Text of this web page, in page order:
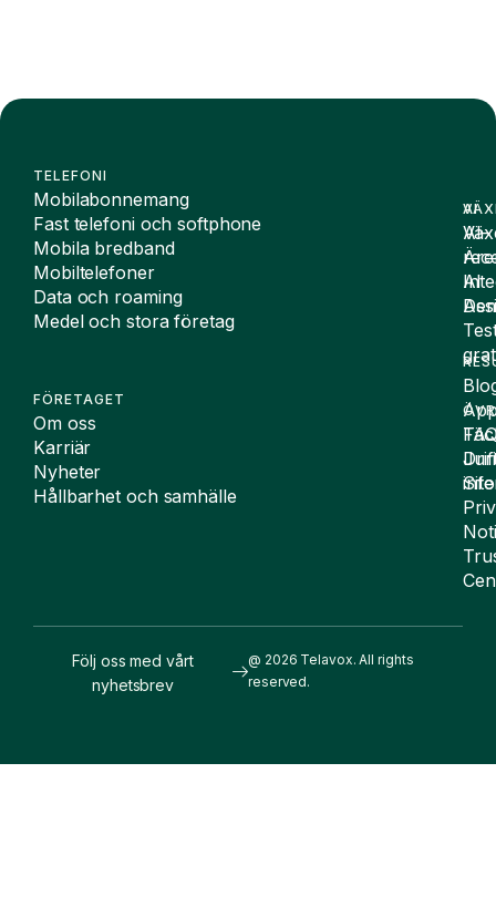
TELEFONI
Mobilabonnemang
Fast telefoni och softphone
Mobila bredband
Mobiltelefoner
Data och roaming
Medel och stora företag
FÖRETAGET
Om oss
Karriär
Nyheter
Hållbarhet och samhälle
AI
AI-
AI
@ 2026 Telavox. All rights
reserved.
Följ oss med vårt
nyhetsbrev